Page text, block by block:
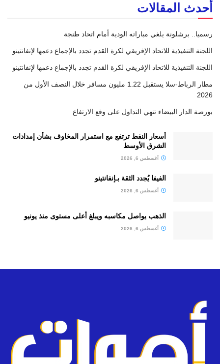
أحدث المقالات
رسميا.. برشلونة يلغي مباراته الودية أمام اتحاد طنجة
اللجنة التنفيذية للاتحاد الإفريقي لكرة القدم تجدد بالإجماع دعمها لإنفانتينو
اللجنة التنفيذية للاتحاد الإفريقي لكرة القدم تجدد بالإجماع دعمها لإنفانتينو
مطار الرباط-سلا يستقبل 1.22 مليون مسافر خلال النصف الأول من
2026
بورصة الدار البيضاء تنهي التداول على وقع الارتفاع
أسعار النفط ترتفع مع استمرار المخاوف بشأن إمدادات
الشرق الأوسط
أغسطس 6, 2026
الفيفا يُجدد الثقة بـإنفانتينو
أغسطس 6, 2026
الذهب يواصل مكاسبه ويبلغ أعلى مستوى منذ يونيو
أغسطس 6, 2026